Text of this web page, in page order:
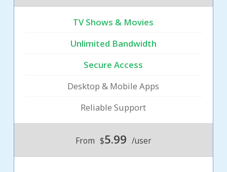
TV Shows & Movies
Unlimited Bandwidth
Secure Access
Desktop & Mobile Apps
Reliable Support
From $5.99 /user